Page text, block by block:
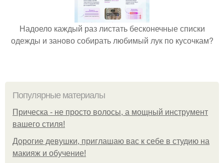
Надоело каждый раз листать бесконечные списки
одежды и заново собирать любимый лук по кусочкам?
Популярные материалы
Прическа - не просто волосы, а мощный инструмент
вашего стиля!
Дорогие девушки, приглашаю вас к себе в студию на
макияж и обучение!